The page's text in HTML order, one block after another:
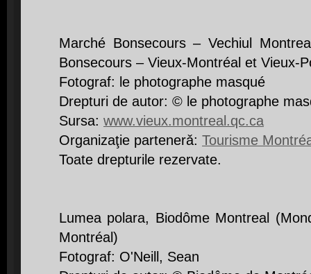
Marché Bonsecours – Vechiul
Bonsecours – Vieux-Montréal et Vieux-
Fotograf: le photographe masqué
Drepturi de autor: © le photographe
Sursa: www.vieux.montreal.qc.ca
Organizaţie partenerǎ: Tourisme
Toate drepturile rezervate.
Lumea polara, Biodôme Montreal
Montréal)
Fotograf: O'Neill, Sean